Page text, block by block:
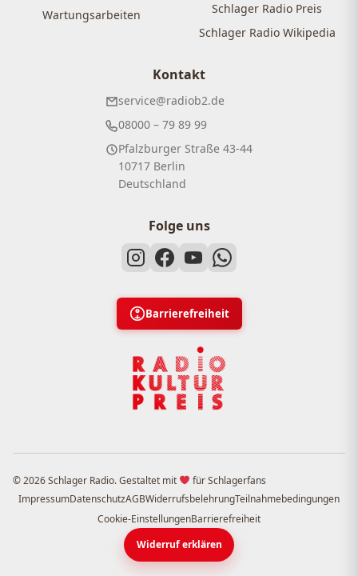
Wartungsarbeiten
Schlager Radio Preis
Schlager Radio Wikipedia
Kontakt
service@radiob2.de
08000 – 79 89 99
Pfalzburger Straße 43-44
10717 Berlin
Deutschland
Folge uns
Barrierefreiheit
© 2026 Schlager Radio. Gestaltet mit
für Schlagerfans
ImpressumDatenschutzAGBWiderrufsbelehrungTeilnahmebedingungen
Cookie-EinstellungenBarrierefreiheit
Widerruf erklären